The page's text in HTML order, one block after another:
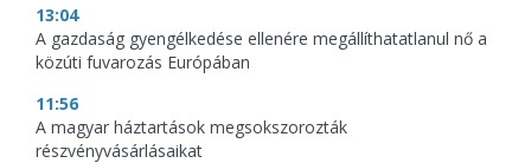
13:04
A gazdaság gyengélkedése ellenére megállíthatatlanul nő a
közúti fuvarozás Európában
11:56
A magyar háztartások megsokszorozták
részvényvásárlásaikat